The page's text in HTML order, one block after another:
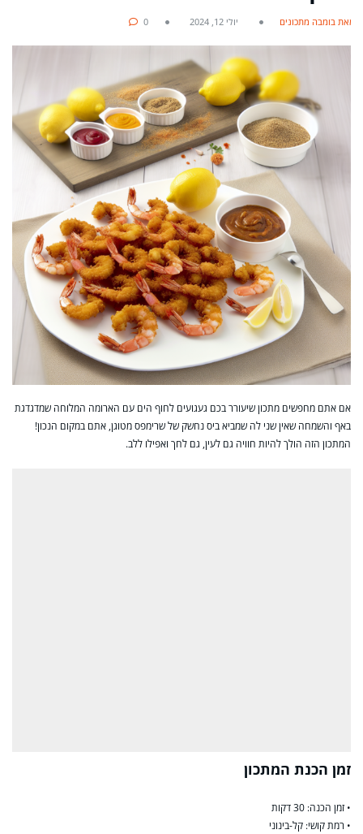
מאת בומבה מתכונים יולי 12, 2024 0
אם אתם מחפשים מתכון שיעורר בכם געגועים לחוף הים עם הארומה המלוחה שמדגדגת
באף והשמחה שאין שני לה שמביא ביס נחשק של שרימפס מטוגן, אתם במקום הנכון!
המתכון הזה הולך להיות חוויה גם לעין, גם לחך ואפילו ללב.
זמן הכנת המתכון
• זמן הכנה: 30 דקות
• רמת קושי: קל-בינוני